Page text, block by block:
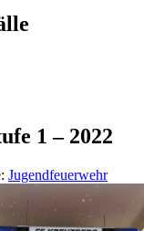
1 – 2022
Jugendfeuerwehr